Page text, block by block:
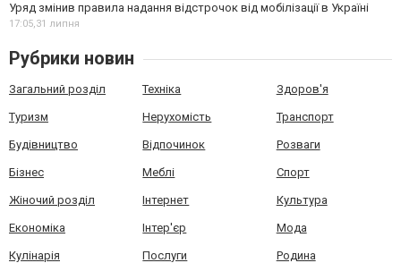
Уряд змінив правила надання відстрочок від мобілізації в Україні
17:05,31 липня
Рубрики новин
Загальний розділ Техніка Здоров'я
Туризм Нерухомість Транспорт
Будівництво Відпочинок Розваги
Бізнес Меблі Спорт
Жіночий розділ Інтернет Культура
Економіка Інтер'єр Мода
Кулінарія Послуги Родина